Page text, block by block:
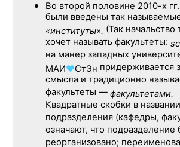
Во второй половине 2010-х гг.
были введены так
«институты». (Так начальство
хочет называть факультеты:
на манер западных
МАИ♥СтЭн придерживается
смысла и традиционно
факультеты — факультетами.
Квадратные скобки в названии
подразделения (кафедры,
означают, что подразделение
реорганизовано;